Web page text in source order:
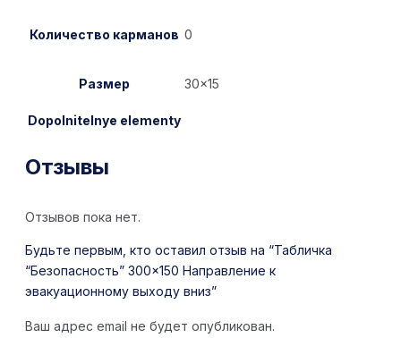
Количество карманов 0
Размер 30×15
Dopolnitelnye elementy
Отзывы
Отзывов пока нет.
Будьте первым, кто оставил отзыв на “Табличка
“Безопасность” 300×150 Направление к
эвакуационному выходу вниз”
Ваш адрес email не будет опубликован.